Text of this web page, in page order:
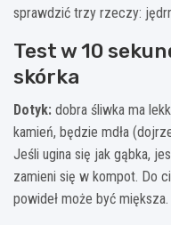
sprawdzić trzy rzeczy:
Test w 10
skórka
Dotyk: dobra śliwka ma
kamień, będzie mdła
Jeśli ugina się jak gąbka,
zamieni się w kompot. Do
powideł może być miększa.